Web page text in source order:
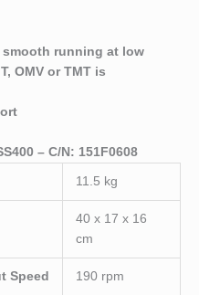
smooth running at low
OMV or TMT is
– C/N: 151F0608
11.5 kg
40 x 17 x 16
cm
Speed 190 rpm